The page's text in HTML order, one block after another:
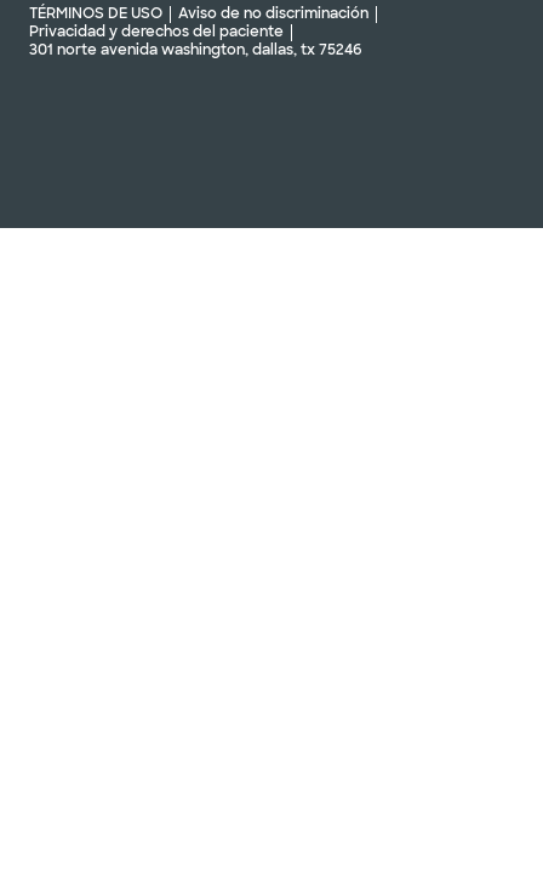
TÉRMINOS DE USO
Aviso de no discriminación
Privacidad y derechos del paciente
301 norte avenida washington, dallas, tx 75246